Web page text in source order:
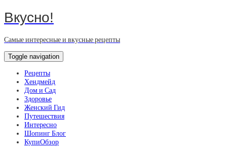
Вкусно!
Самые интересные и вкусные рецепты
Toggle navigation
Рецепты
Хендмейд
Дом и Сад
Здоровье
Женский Гид
Путешествия
Интересно
Шопинг Блог
КупиОбзор